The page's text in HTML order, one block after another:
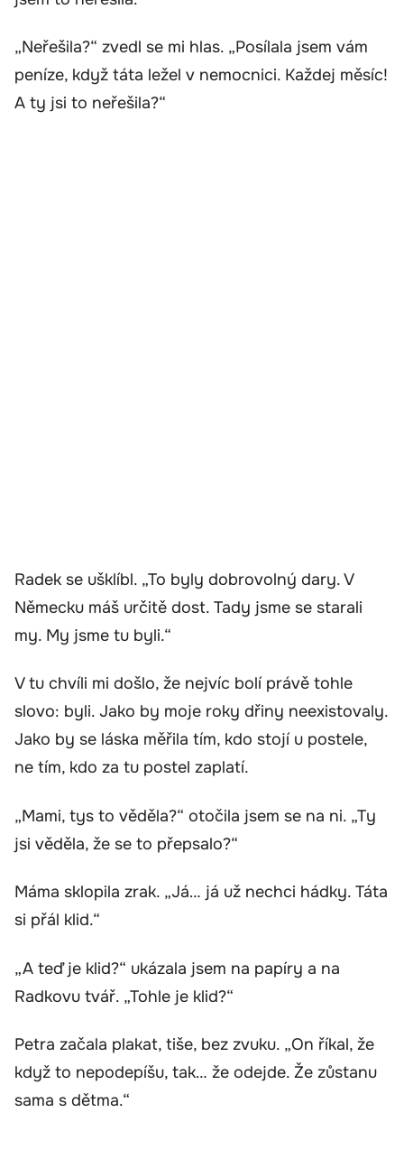
„Neřešila?“ zvedl se mi hlas. „Posílala jsem vám
peníze, když táta ležel v nemocnici. Každej měsíc!
A ty jsi to neřešila?“
Radek se ušklíbl. „To byly dobrovolný dary. V
Německu máš určitě dost. Tady jsme se starali
my. My jsme tu byli.“
V tu chvíli mi došlo, že nejvíc bolí právě tohle
slovo: byli. Jako by moje roky dřiny neexistovaly.
Jako by se láska měřila tím, kdo stojí u postele,
ne tím, kdo za tu postel zaplatí.
„Mami, tys to věděla?“ otočila jsem se na ni. „Ty
jsi věděla, že se to přepsalo?“
Máma sklopila zrak. „Já… já už nechci hádky. Táta
si přál klid.“
„A teď je klid?“ ukázala jsem na papíry a na
Radkovu tvář. „Tohle je klid?“
Petra začala plakat, tiše, bez zvuku. „On říkal, že
když to nepodepíšu, tak… že odejde. Že zůstanu
sama s dětma.“